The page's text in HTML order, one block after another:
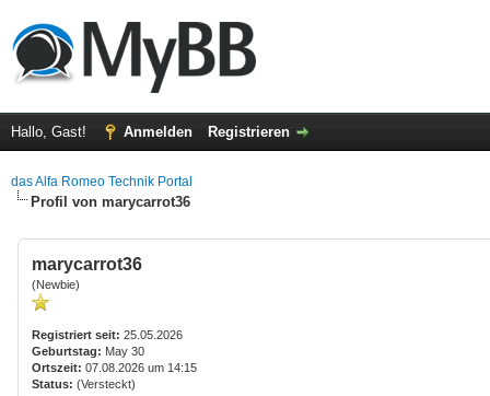
Hallo, Gast! Anmelden Registrieren
das Alfa Romeo Technik Portal
Profil von marycarrot36
marycarrot36
(Newbie)
Registriert seit: 25.05.2026
Geburtstag: May 30
Ortszeit: 07.08.2026 um 14:15
Status: (Versteckt)